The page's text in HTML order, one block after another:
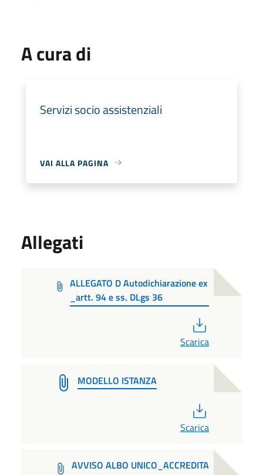
A cura di
Servizi socio assistenziali
VAI ALLA PAGINA
Allegati
ALLEGATO D Autodichiarazione ex
_artt. 94 e ss. DLgs 36
Scarica
MODELLO ISTANZA
Scarica
AVVISO ALBO UNICO_ACCREDITA